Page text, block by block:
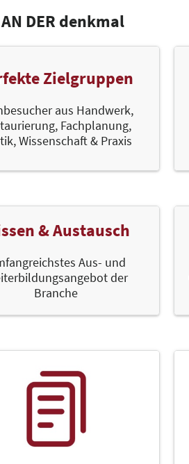
AN DER denkmal
Zielgruppen
aus Handwerk,
Fachplanung,
Wissenschaft & Praxis
& Austausch
Aus- und
der
Branche